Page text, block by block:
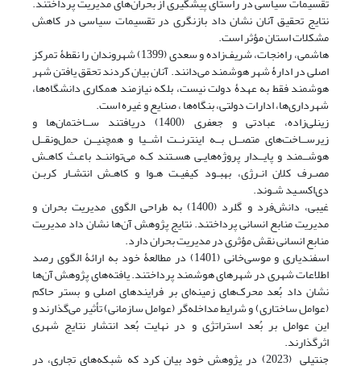
نتایج تحقیق آنان نشان داد بازنگری در تقسیمات سیاسی در کاهش
مشکلات استان مؤثر است.
هاشمی، راه‌نجات، شریف‌زاده و سعدی (1399) شهروندان را نقطۀ تمرکز
اصلی در ادارۀ شهر هوشمند می‌دانند. آنان بیان کردند تحقق یافتن شهر
هوشمند فقط به عهدۀ دولت نیست، بلکه نیازمند همکاری دانشگاه‌ها،
شهرداری‌ها، ادارات دولتی، بنگاه‌ها ، صنایع و غیره است.
زینلی‌زاده، عبادتی و جعفری (1400) دریافتند ســاختمان‌ها و
زیرســاخت‌های متصــل بــه اینترنــت اشــیا و همچنیــن حمل‌ونقــل
هوشــمند و پایــدار پروژه‌هایـی هسـتند کـه می‌تواننـد باعـث کاهـش
مصـرف کلان انـرژی، بهبـود کیفیـت هـوا و کاهـش انتشـار کربـن
دی‌اکسـید شـوند.
غیبی، دانش‌فرد و گلرد (1400) به طراحی الگوی مدیریت بحران و
مدیریت منابع انسانی پرداختند. نتایج پژوهش آن‌ها نشان داد مدیریت
منابع انسانی نقش مؤثری در مدیریت بحران دارد.
اسفندیاری و موسی‌خانی (1401) در مطالعۀ خود به ارائۀ الگوی رصد
اطلاعات شهری در شهرهای هوشمند پرداختند. یافته‌های پژوهش آن‌ها
نشان داد بُعد محرک‌های زمینه‌ای بر فرایندهای اصلی و بستر حاکم
(عوامل ساختاری) و شرایط مداخله‌گر (عوامل سازمانی) تأثیر می‌گذارند و
این عوامل بر بُعد استراتژی و در نهایت بُعد انتشار نتایج شهری
اثرگذارند.
جنتیلی (2023) در پژوهش خود بیان کرد که شبکه‌های تجاری، در